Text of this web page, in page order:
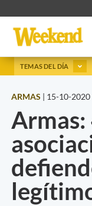
TEMAS DEL DÍA
ARMAS | 15-10-2020
Armas: